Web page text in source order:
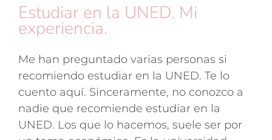
Estudiar en la UNED. Mi
experiencia.
Me han preguntado varias personas si
recomiendo estudiar en la UNED. Te lo
cuento aquí. Sinceramente, no conozco a
nadie que recomiende estudiar en la
UNED. Los que lo hacemos, suele ser por